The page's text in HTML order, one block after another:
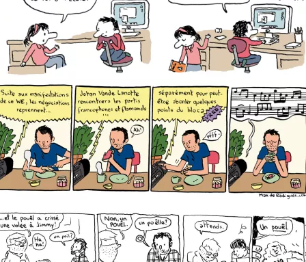
projet de sÃ©rie abandonnÃ© pour un magazine jeunesse.
Strip rÃ©aliser pour la Libre Belgique du 26 janvier 2011, repris
dans le Courrier International nÂ°1057 du 3 fÃ©vrier 2011.